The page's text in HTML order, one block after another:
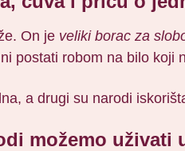
On je veliki borac za
postati robom na bilo koji
a drugi su narodi
možemo uživati